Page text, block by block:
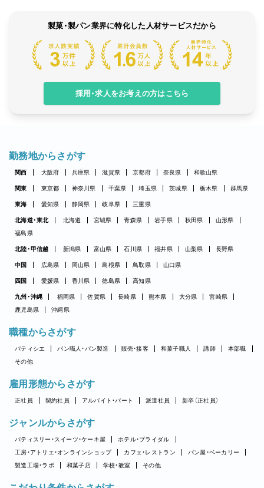
製菓・製パン業界に特化した人材サービスだから
採用・求人をお考えの方はこちら
勤務地からさがす
関西 大阪府 兵庫県 滋賀県 京都府 奈良県 和歌山県
関東 東京都 神奈川県 千葉県 埼玉県 茨城県 栃木県 群馬県
東海 愛知県 静岡県 岐阜県 三重県
北海道・東北 北海道 宮城県 青森県 岩手県 秋田県
山形県
福島県
北陸・甲信越 新潟県 富山県 石川県 福井県 山梨県 長野県
中国 広島県 岡山県 島根県 鳥取県 山口県
四国 愛媛県 香川県 徳島県 高知県
九州・沖縄 福岡県 佐賀県 長崎県 熊本県 大分県
宮崎県
鹿児島県
沖縄県
職種からさがす
パティシエ パン職人・パン製造 販売・接客 和菓子職人 講師
本部職
その他
雇用形態からさがす
正社員 契約社員 アルバイト・パート 派遣社員 新卒（正社員）
ジャンルからさがす
パティスリー・スイーツ・ケーキ屋
ホテル・ブライダル
工房・アトリエ・オンラインショップ
カフェ・レストラン
パン屋・ベーカリー
製造工場・ラボ
和菓子店 学校・教室 その他